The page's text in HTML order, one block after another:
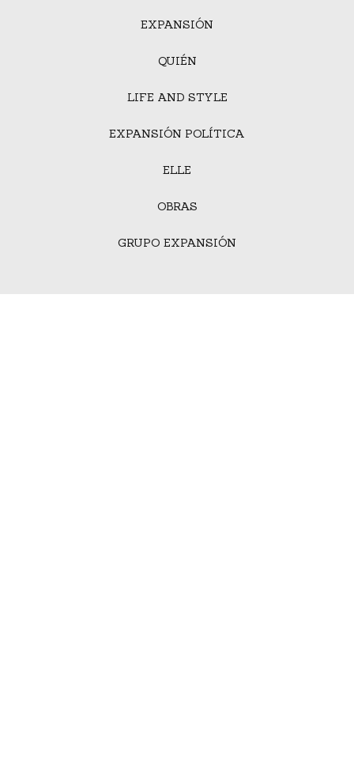
EXPANSIÓN
QUIÉN
LIFE AND STYLE
EXPANSIÓN POLÍTICA
ELLE
OBRAS
GRUPO EXPANSIÓN